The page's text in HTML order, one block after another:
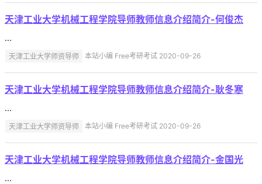
天津工业大学机械工程学院导师教师信息介绍简介-何俊杰
...
天津工业大学师资导师 本站小编 Free考研考试 2020-09-26
天津工业大学机械工程学院导师教师信息介绍简介-耿冬寒
...
天津工业大学师资导师 本站小编 Free考研考试 2020-09-26
天津工业大学机械工程学院导师教师信息介绍简介-金国光
...